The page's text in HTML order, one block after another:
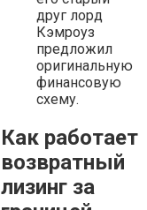
друг лорд
Кэмроуз
предложил
оригинальную
финансовую
схему.
Как работает
возвратный
лизинг за